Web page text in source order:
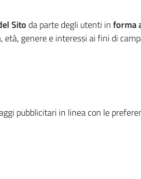
Sito da parte degli utenti informa
genere e interessi ai fini di
pubblicitari in linea con le